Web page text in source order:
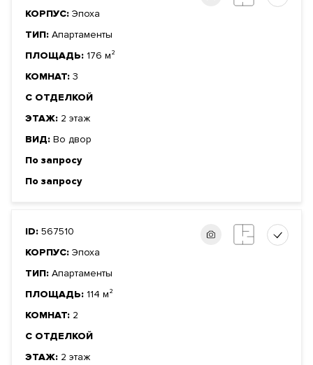
КОРПУС: Эпоха
ТИП: Апартаменты
ПЛОЩАДЬ: 176 м²
КОМНАТ: 3
С ОТДЕЛКОЙ
ЭТАЖ: 2 этаж
ВИД: Во двор
По запросу
По запросу
ID: 567510
КОРПУС: Эпоха
ТИП: Апартаменты
ПЛОЩАДЬ: 114 м²
КОМНАТ: 2
С ОТДЕЛКОЙ
ЭТАЖ: 2 этаж